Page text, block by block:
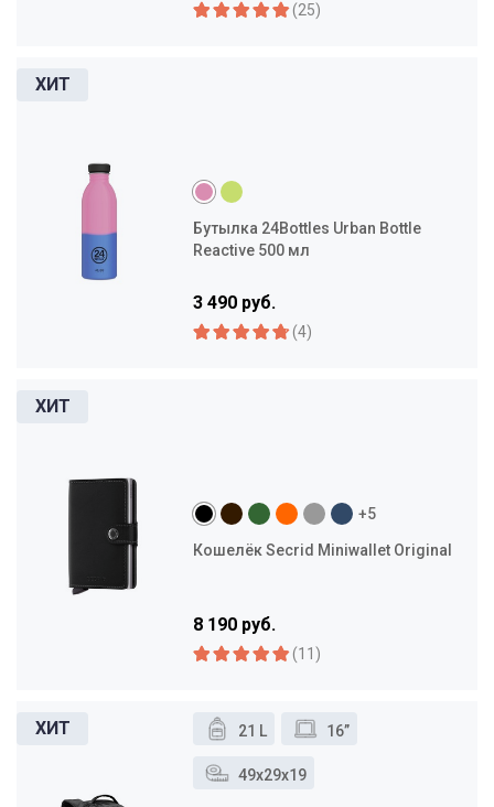
(25)
Бутылка 24Bottles Urban Bottle
Reactive 500 мл
3 490 руб.
(4)
+5
Кошелёк Secrid Miniwallet Original
8 190 руб.
(11)
21 L 16”
49x29x19